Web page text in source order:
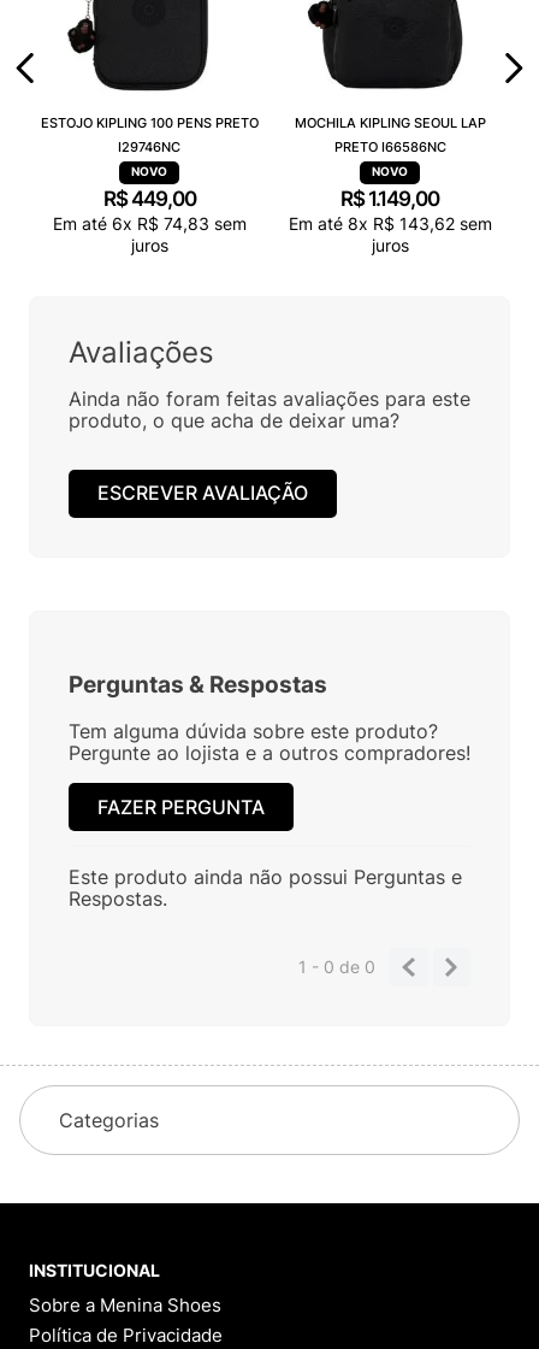
ESTOJO KIPLING 100 PENS PRETO
I29746NC
R$449,00
Em até 6x R$ 74,83 sem
juros
MOCHILA KIPLING SEOUL LAP
PRETO I66586NC
R$ 1.149,00
Em até 8x R$ 143,62sem
juros
Avaliações
Ainda não foram feitas avaliações para este
produto, o que acha de deixar uma?
ESCREVER AVALIAÇÃO
Perguntas & Respostas
Tem alguma dúvida sobre este produto?
Pergunte ao lojista e a outros compradores!
FAZER PERGUNTA
Este produto ainda não possui Perguntas e
Respostas.
1 - 0de 0
Categorias
INSTITUCIONAL
Sobre a Menina Shoes
Política de Privacidade